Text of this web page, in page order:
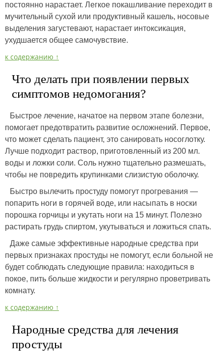
постоянно нарастает. Легкое покашливание переходит в
мучительный сухой или продуктивный кашель, носовые
выделения загустевают, нарастает интоксикация,
ухудшается общее самочувствие.
к содержанию ↑
Что делать при появлении первых
симптомов недомогания?
Быстрое лечение, начатое на первом этапе болезни,
помогает предотвратить развитие осложнений. Первое,
что может сделать пациент, это санировать носоглотку.
Лучше подходит раствор, приготовленный из 200 мл.
воды и ложки соли. Соль нужно тщательно размешать,
чтобы не повредить крупинками слизистую оболочку.
Быстро вылечить простуду помогут прогревания —
попарить ноги в горячей воде, или насыпать в носки
порошка горчицы и укутать ноги на 15 минут. Полезно
растирать грудь спиртом, укутываться и ложиться спать.
Даже самые эффективные народные средства при
первых признаках простуды не помогут, если больной не
будет соблюдать следующие правила: находиться в
покое, пить больше жидкости и регулярно проветривать
комнату.
к содержанию ↑
Народные средства для лечения
простуды